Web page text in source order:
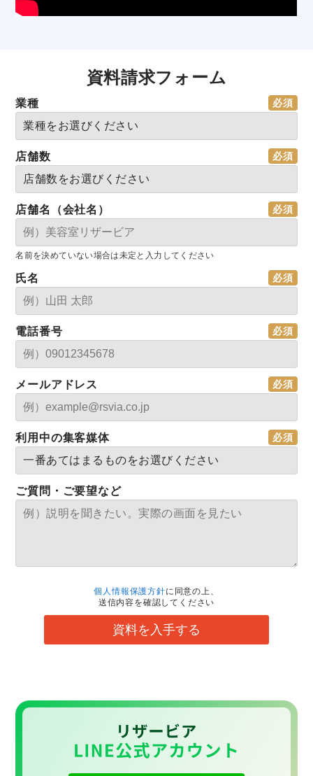
資料請求フォーム
業種
店舗数
店舗名（会社名）
名前を決めていない場合は未定と入力してください
氏名
電話番号
メールアドレス
利用中の集客媒体
ご質問・ご要望など
個人情報保護方針に同意の上、
送信内容を確認してください
資料を入手する